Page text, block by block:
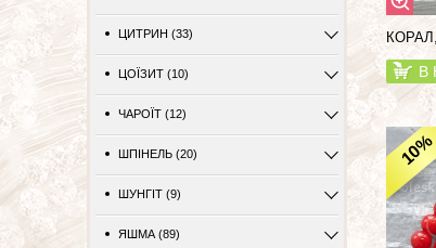
ЦИТРИН (33)
ЦОЇЗИТ (10)
ЧАРОЇТ (12)
ШПІНЕЛЬ (20)
ШУНГІТ (9)
ЯШМА (89)
В
10%